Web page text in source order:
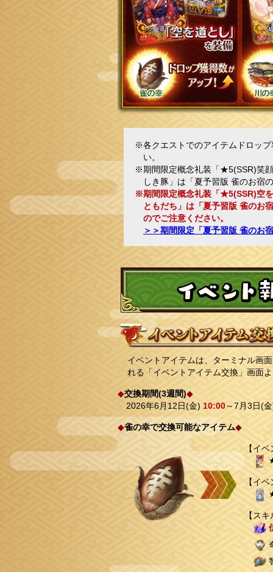
※各クエストでのアイテムドロッ
い。
※期間限定概念礼装「★5(SSR)笑
しき豚」は「夏予習版 雀のお宿
※期間限定概念礼装「★5(SSR)空
ともだち」は「夏予習版 雀のお
のでご注意ください。
＞＞期間限定「夏予習版 雀のお
イベントアイテムは、ターミナル画
れる「イベントアイテム交換」画面
◆交換期間(3週間)◆
2026年6月12日(金)10:00～7月3日(
◆雀の幸で交換可能なアイテム◆
【イ
【イ
【ス